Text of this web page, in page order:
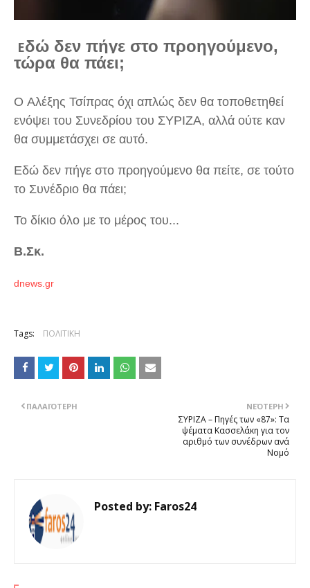
Εδώ δεν πήγε στο προηγούμενο,
τώρα θα πάει;
Ο Αλέξης Τσίπρας όχι απλώς δεν θα τοποθετηθεί
ενόψει του Συνεδρίου του ΣΥΡΙΖΑ, αλλά ούτε καν
θα συμμετάσχει σε αυτό.
Εδώ δεν πήγε στο προηγούμενο θα πείτε, σε τούτο
το Συνέδριο θα πάει;
Το δίκιο όλο με το μέρος του...
Β.Σκ.
dnews.gr
Tags: ΠΟΛΙΤΙΚΗ
ΝΕΌΤΕΡΗ
ΣΥΡΙΖΑ – Πηγές των «87»: Τα
ψέματα Κασσελάκη για τον
αριθμό των συνέδρων ανά
Νομό
ΠΑΛΑΙΌΤΕΡΗ
Posted by: Faros24